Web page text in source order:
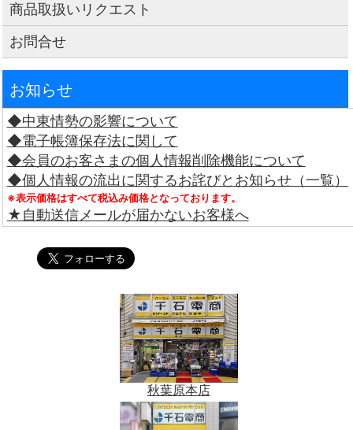
商品取扱いリクエスト
お問合せ
お知らせ
◆中東情勢の影響について
◆電子帳簿保存法に関して
◆会員のお客さまの個人情報削除機能について
◆個人情報の流出に関するお詫びとお知らせ（一覧）
※表示価格はすべて税込み価格となっております。
★自動送信メールが届かないお客様へ
秋葉原本店